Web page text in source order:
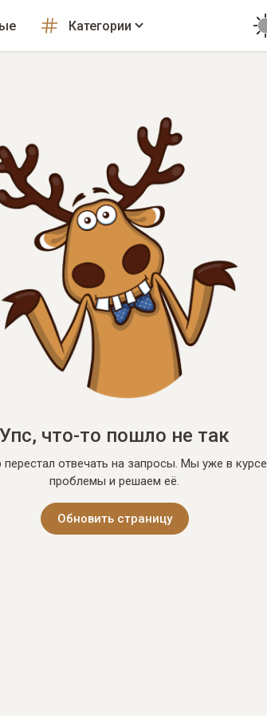
Категории
Упс, что-то пошло не так
перестал отвечать на запросы. Мы уже в курсе
проблемы и решаем её.
Обновить страницу